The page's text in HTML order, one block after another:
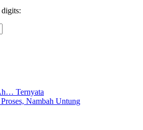
digits:
Ternyata
Nambah Untung